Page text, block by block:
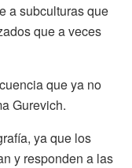
a subculturas que
que a veces
que ya no
Gurevich.
ya que los
y responden a las